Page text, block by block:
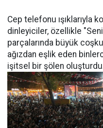
Cep telefonu ışıklarıyla
dinleyiciler, özellikle
parçalarında büyük
ağızdan eşlik eden
işitsel bir şölen